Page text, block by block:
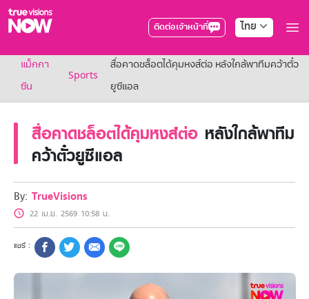
ติดต่อเจ้าหน้าที่ ไทย
True AF2026
แพ็กเกจ
NOW SPORTS
NOW Muay Thai
แพ็กเกจทรูวิชันส์นาวทั้งหมด
เคเบิลและจานดาวเทียม
สิทธิพิเศษ
สิทธิพิเศษลูกค้าทรูวิชั่นส์
Showtime
HoReCa
แพ็กเกจสำหรับผู้ประกอบการ
หาร้านร่วมรายการ
FAQs
แม็กกา
ซีน
Sports
สื่อคาดชล็อตได้คุมหงส์ต่อ หลังใกล้พาทีมคว้าตั๋ว
ยูซีแอล
สื่อคาดชล็อตได้คุมหงส์ต่อ หลังใกล้พาทีม
คว้าตั๋วยูซีแอล
By: TrueVisions
22 เม.ย. 2569 10:58 น.